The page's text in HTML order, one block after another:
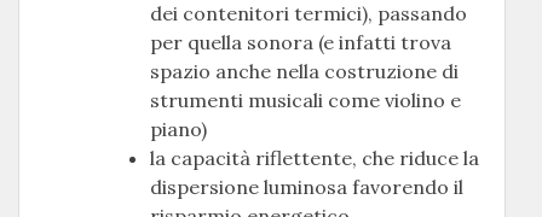
dei contenitori termici), passando
per quella sonora (e infatti trova
spazio anche nella costruzione di
strumenti musicali come violino e
piano)
la capacità riflettente, che riduce la
dispersione luminosa favorendo il